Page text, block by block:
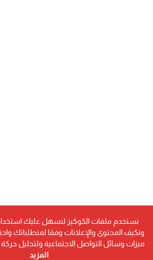
نستخدم ملفات الكوكيز لنسهل عليك استخدام
ونكيف المحتوى والإعلانات وفقا لمتطلباتك
ميزات وسائل التواصل الاجتماعية ولتحليل حركة
المزيد